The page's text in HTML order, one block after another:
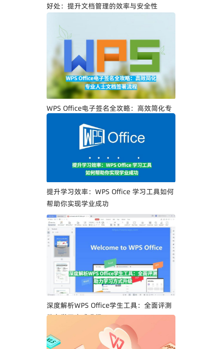
好处：提升文档管理的效率与安全性
WPS Office电子签名全攻略：高效简化专
提升学习效率：WPS Office 学习工具如何
帮助你实现学业成功
深度解析WPS Office学生工具：全面评测
助力学习方式升级